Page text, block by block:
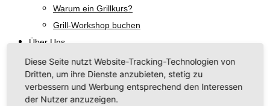
Warum ein Grillkurs?
Grill-Workshop buchen
Über Uns
Unsere Philosophie
Regionale Hersteller
Rezeptideen & Grill-Tipps
Diese Seite nutzt Website-Tracking-Technologien von
Dritten, um ihre Dienste anzubieten, stetig zu
verbessern und Werbung entsprechend den Interessen
der Nutzer anzuzeigen.